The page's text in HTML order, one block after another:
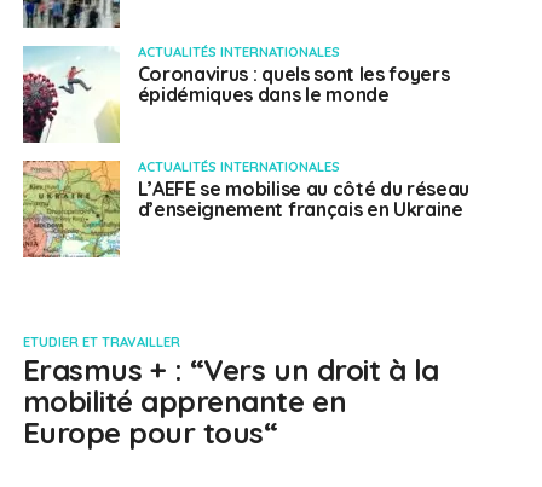
ACTUALITÉS INTERNATIONALES
Coronavirus : quels sont les foyers
épidémiques dans le monde
ACTUALITÉS INTERNATIONALES
L’AEFE se mobilise au côté du réseau
d’enseignement français en Ukraine
ETUDIER ET TRAVAILLER
Erasmus + : “Vers un droit à la
mobilité apprenante en
Europe pour tous“